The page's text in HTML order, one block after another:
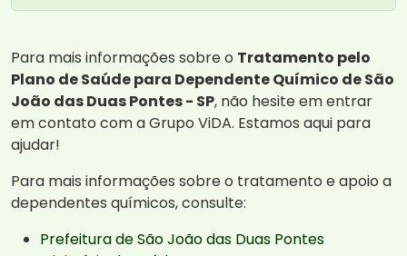
Para mais informações sobre o Tratamento pelo
Plano de Saúde para Dependente Químico de São
João das Duas Pontes - SP, não hesite em entrar
em contato com a Grupo ViDA. Estamos aqui para
ajudar!
Para mais informações sobre o tratamento e apoio a
dependentes químicos, consulte:
Prefeitura de São João das Duas Pontes